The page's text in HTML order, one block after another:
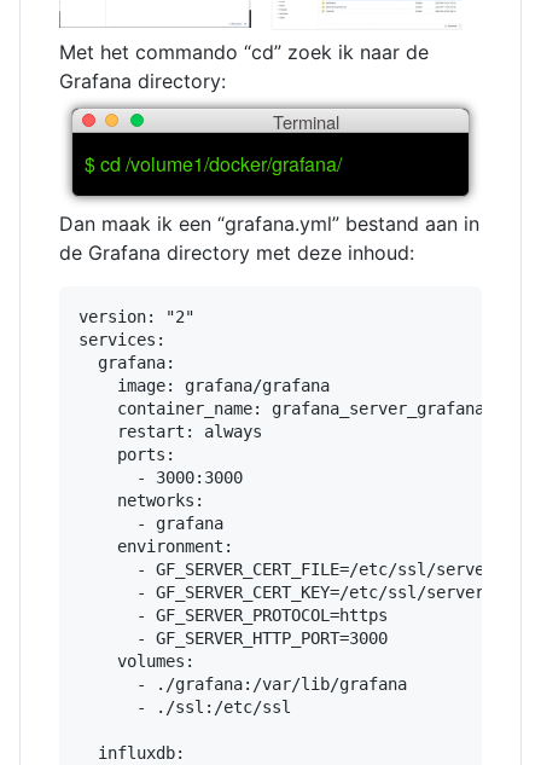
Met het commando “cd” zoek ik naar de
Grafana directory:
Terminal
$ cd /volume1/docker/grafana/
Dan maak ik een “grafana.yml” bestand aan in
de Grafana directory met deze inhoud:
version: "2"
services:
  grafana:
    image: grafana/grafana
    container_name: grafana_server_grafana
    restart: always
    ports:
      - 3000:3000
    networks:
      - grafana
    environment:
      - GF_SERVER_CERT_FILE=/etc/ssl/server.crt
      - GF_SERVER_CERT_KEY=/etc/ssl/server.key
      - GF_SERVER_PROTOCOL=https
      - GF_SERVER_HTTP_PORT=3000
    volumes:
      - ./grafana:/var/lib/grafana
      - ./ssl:/etc/ssl
  influxdb: